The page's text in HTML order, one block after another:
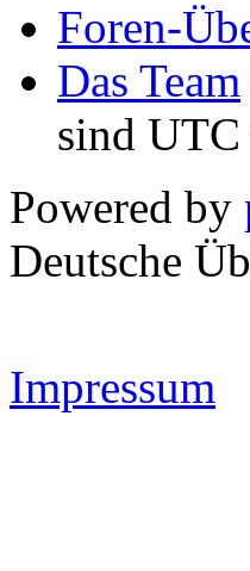
Foren-
Das Team
sind UTC
Powered by
Deutsche
Impressum